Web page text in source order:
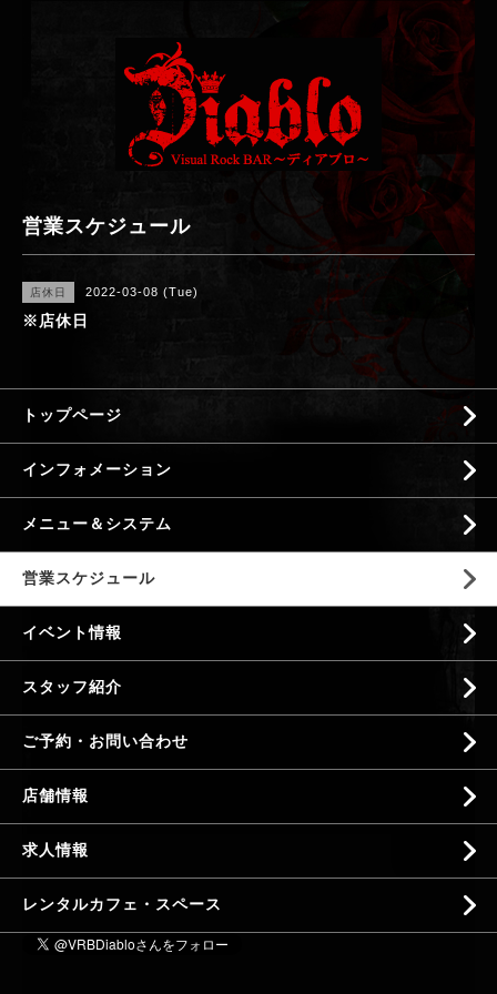
営業スケジュール
店休日 2022-03-08 (Tue)
※店休日
トップページ
インフォメーション
メニュー＆システム
営業スケジュール
イベント情報
スタッフ紹介
ご予約・お問い合わせ
店舗情報
求人情報
レンタルカフェ・スペース